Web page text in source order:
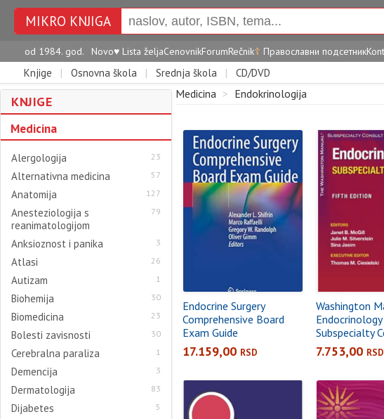
MIKRO KNJIGA
od 1984. god. Novo♥ Lista željaCenovnikForumRečnik☦ Православни подсетник
Knjige | Osnovna škola | Srednja škola | CD/DVD
KNJIGE
Medicina
Alergologija 23
Alternativna medicina 57
Anatomija 127
Anesteziologija s
reanimatologijom
79
Anksioznost i panika 3
Atlasi 26
Autizam 1
Biohemija 30
Biomedicina 23
Bolesti zavisnosti 30
Cerebralna paraliza 1
Demencija 3
Dermatologija 83
Dijabetes 5
Medicina > Endokrinologija
Endocrine Surgery
Comprehensive Board
Exam Guide
17.159,00 RSD
Washington
Endocrinology
Subspecialty
edition
7.753,00 RSD